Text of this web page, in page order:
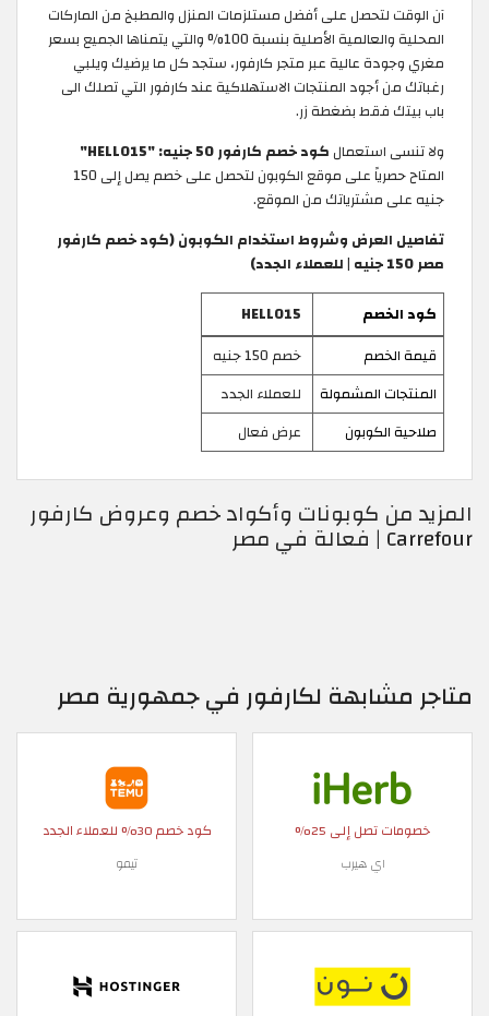
آن الوقت لتحصل على أفضل مستلزمات المنزل والمطبخ من الماركات
المحلية والعالمية الأصلية بنسبة 100% والتي يتمناها الجميع بسعر
مغري وجودة عالية عبر متجر كارفور، ستجد كل ما يرضيك ويلبي
رغباتك من أجود المنتجات الاستهلاكية عند كارفور التي تصلك الى
باب بيتك فقط بضغطة زر.
ولا تنسى استعمال كود خصم كارفور 50 جنيه: "HELLO15"
المتاح حصرياً على موقع الكوبون لتحصل على خصم يصل إلى 150
جنيه على مشترياتك من الموقع.
تفاصيل العرض وشروط استخدام الكوبون (كود خصم كارفور
مصر 150 جنيه | للعملاء الجدد)
كود الخصم
HELLO15
قيمة الخصم
خصم 150 جنيه
المنتجات المشمولة
للعملاء الجدد
صلاحية الكوبون
عرض فعال
المزيد من كوبونات وأكواد خصم وعروض كارفور
Carrefour | فعالة في مصر
متاجر مشابهة لكارفور في جمهورية مصر
خصومات تصل إلى 25%
اي هيرب
كود خصم 30% للعملاء الجدد
تيمو